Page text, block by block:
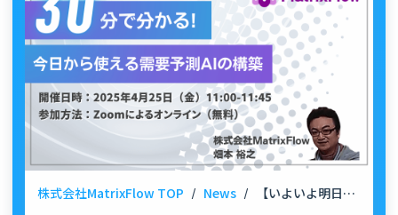
株式会社MatrixFlow TOP / News / 【いよいよ明日開催】 最適在庫＆仕入管理を実現する 「30分でわかる！今日から使える需要予測 AI の構築と API 連携デモ」セミナー